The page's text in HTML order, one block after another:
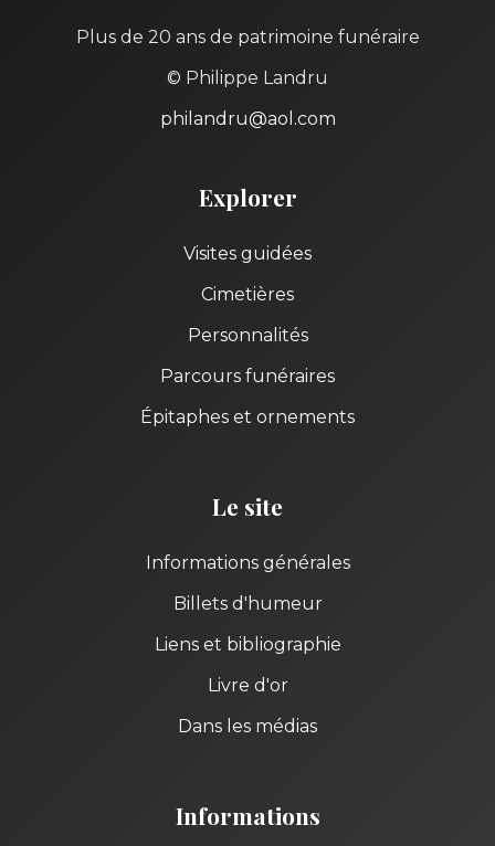
Plus de 20 ans de patrimoine funéraire
© Philippe Landru
philandru@aol.com
Explorer
Visites guidées
Cimetières
Personnalités
Parcours funéraires
Épitaphes et ornements
Le site
Informations générales
Billets d'humeur
Liens et bibliographie
Livre d'or
Dans les médias
Informations